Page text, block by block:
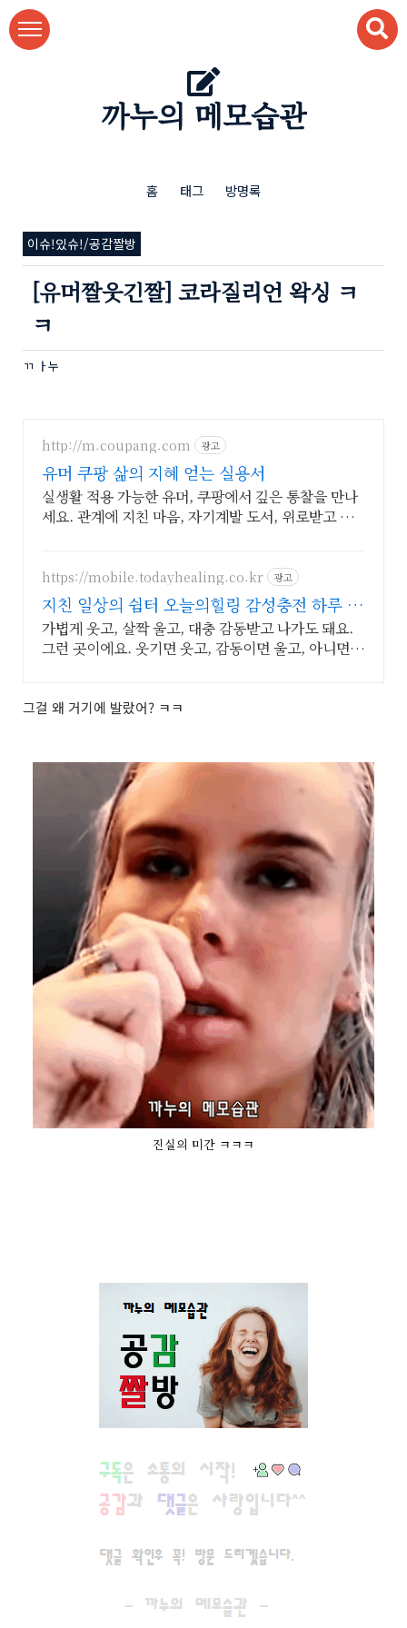
본문 바로가기
까누의 메모습관
홈 태그 방명록
이슈!있슈!/공감짤방
[유머짤웃긴짤] 코라질리언 왁싱 ㅋ
ㅋ
ㄲ ㅏ누
http://m.coupang.com 광고
유머 쿠팡 삶의 지혜 얻는 실용서
실생활 적용 가능한 유머, 쿠팡에서 깊은 통찰을 만나
세요. 관계에 지친 마음, 자기계발 도서, 위로받고 와
https://mobile.todayhealing.co.kr 광고
지친 일상의 쉼터 오늘의힐링 감성충전 하루 5
분 힐링타임
가볍게 웃고, 살짝 울고, 대충 감동받고 나가도 돼요.
그런 곳이에요. 웃기면 웃고, 감동이면 울고, 아니면
그걸 왜 거기에 발랐어? ㅋㅋ
진실의 미간 ㅋㅋㅋ